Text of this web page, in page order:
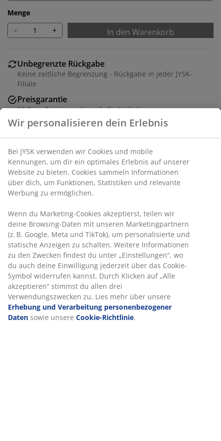
Menge
- + In den Warenkorb
Unbegrenzte Rückgabe
Keine zeitliche Begrenzung - Rückgabe in jeder JYSK-
Filiale
Preisgarantie
30 Tage Preisgarantie auf alle Artikel
Flexible Lieferoptionen
Artikelnummer: 1633742
Produkteigenschaften
Bewertungen
(346)
Lieferung